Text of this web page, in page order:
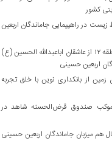
کشور
زیست در راهپیمایی جاماندگان اربعین
میزبانی موکب منطقه ۱۲ از عاشقان اباعبدالله الحسین (ع)
اربعین حسینی
زمین از بانکداری نوین با خلق تجربه
موکب صندوق قرض‌الحسنه شاهد در
هم میزبان جاماندگان اربعین حسینی